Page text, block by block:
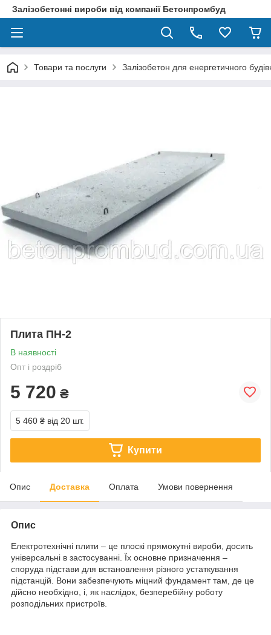
Залізобетонні вироби від компанії Бетонпромбуд
Товари та послуги Залізобетон для енергетичного
Плита ПН-2
В наявності
Опт і роздріб
5 720 ₴
5 460 ₴ від 20 шт.
Купити
Опис Доставка Оплата Умови повернення
Опис
Електротехнічні плити – це плоскі прямокутні вироби, досить
універсальні в застосуванні. Їх основне призначення –
споруда підстави для встановлення різного устаткування
підстанцій. Вони забезпечують міцний фундамент там, де це
дійсно необхідно, і, як наслідок, безперебійну роботу
розподільних пристроїв.